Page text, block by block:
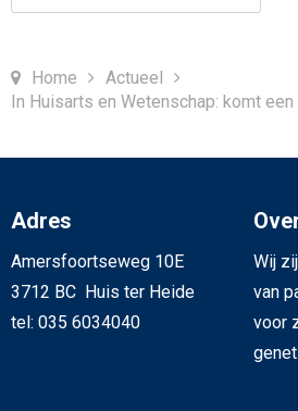
Home
Actueel
In Huisarts en Wetenschap: komt een
Adres
Amersfoortseweg 10E
3712 BC Huis ter Heide
tel: 035 6034040
Wij
van
voor